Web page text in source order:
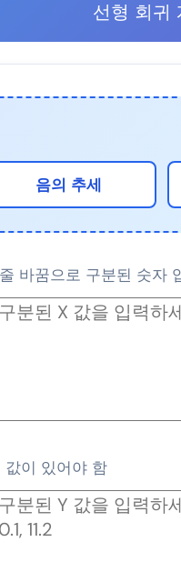
선형 회귀
음의 추세
바꿈으로 구분된 숫자
이 있어야 함